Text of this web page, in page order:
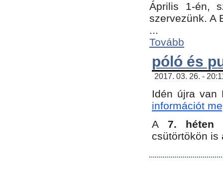
Április 1-én,
szervezünk. A
...
Tovább
póló és
2017. 03. 26. -
Idén újra van
információt
A 7. héten
csütörtökön is